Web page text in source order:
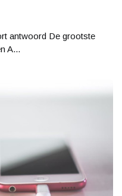
antwoord De grootste
A...